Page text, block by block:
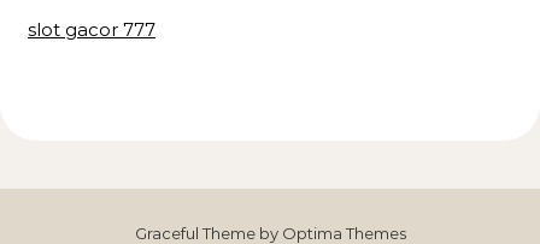
slot gacor 777
Graceful Theme by Optima Themes